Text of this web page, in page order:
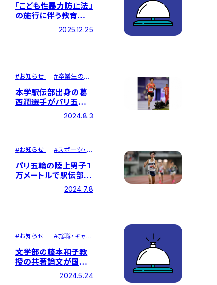
「こども性暴力防止法」
の施行に伴う教育実
習に関するお知らせ
2025.12.25
#お知らせ #卒業生の活
本学駅伝部出身の葛
西潤選手がパリ五輪・
陸上男子1万メートル
2024.8.3
#お知らせ #スポーツ・
パリ五輪の陸上男子１
万メートルで駅伝部出
身の葛西潤さんが日
2024.7.8
#お知らせ #就職・キャリ
文学部の藤本和子教
授の共著論文が国際
学術誌に掲載されまし
2024.5.24